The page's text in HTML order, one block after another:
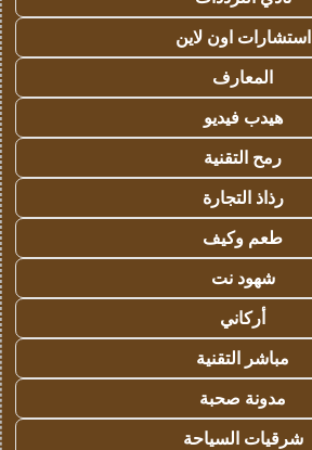
استشارات اون لاين
المعارف
هيدب فيديو
رمح التقنية
رذاذ التجارة
طعم وكيف
شهود نت
أركاني
مباشر التقنية
مدونة صحبة
شرقيات السياحة